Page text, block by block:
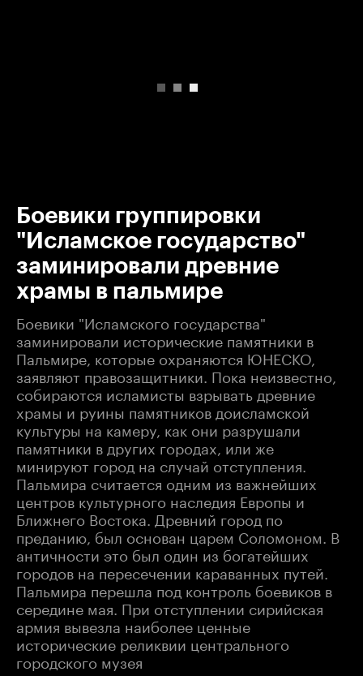
Боевики группировки
"Исламское государство"
заминировали древние
храмы в пальмире
Боевики "Исламского государства"
заминировали исторические памятники в
Пальмире, которые охраняются ЮНЕСКО,
заявляют правозащитники. Пока неизвестно,
собираются исламисты взрывать древние
храмы и руины памятников доисламской
культуры на камеру, как они разрушали
памятники в других городах, или же
минируют город на случай отступления.
Пальмира считается одним из важнейших
центров культурного наследия Европы и
Ближнего Востока. Древний город по
преданию, был основан царем Соломоном. В
античности это был один из богатейших
городов на пересечении караванных путей.
Пальмира перешла под контроль боевиков в
середине мая. При отступлении сирийская
армия вывезла наиболее ценные
исторические реликвии центрального
городского музея